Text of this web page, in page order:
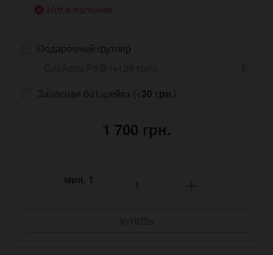
Нет в наличии
Подарочный футляр
Запасная батарейка (+30 грн.)
1 700 грн.
мин. 1